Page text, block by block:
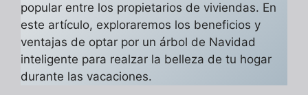
popular entre los propietarios de viviendas. En
este artículo, exploraremos los beneficios y
ventajas de optar por un árbol de Navidad
inteligente para realzar la belleza de tu hogar
durante las vacaciones.